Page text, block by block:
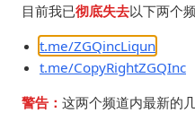
©2024 ZGQ Inc.All rights
目前我已彻底失去以下两个
t.me/ZGQincLiqun
t.me/CopyRightZGQInc
警告： 这两个频道内最新的